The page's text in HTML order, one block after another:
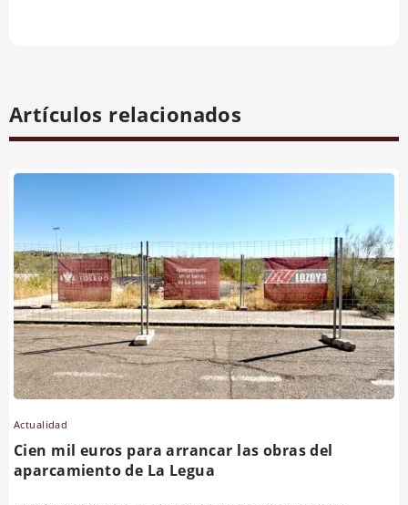
Artículos relacionados
Actualidad
Cien mil euros para arrancar las obras del
aparcamiento de La Legua